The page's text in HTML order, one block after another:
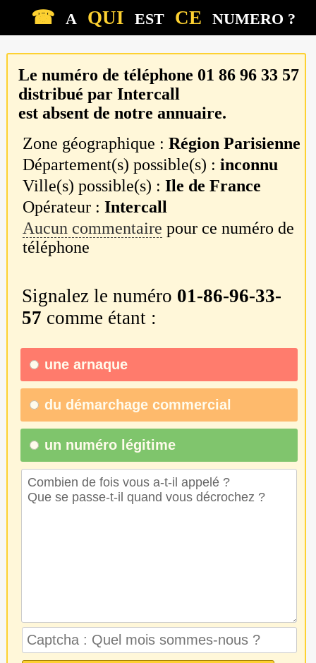
☎ A QUI EST CE NUMERO ?
Le numéro de téléphone 01 86 96 33 57
distribué par Intercall
est absent de notre annuaire.
Zone géographique :Région Parisienne
Département(s) possible(s) :inconnu
Ville(s) possible(s) :Ile de France
Opérateur :Intercall
Aucun commentaire pour ce numéro de
téléphone
Signalez le numéro 01-86-96-33-
57 comme étant :
une arnaque
du démarchage commercial
un numéro légitime